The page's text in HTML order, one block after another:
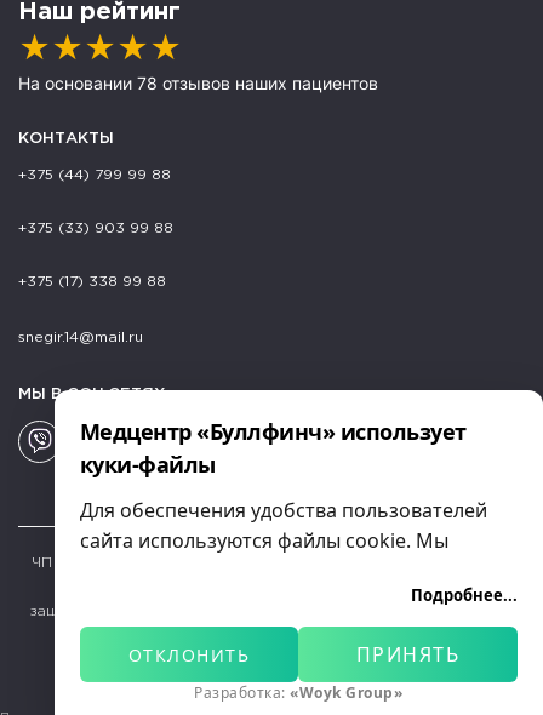
Наш рейтинг
★★★★★
На основании 78 отзывов наших пациентов
КОНТАКТЫ
+375 (44) 799 99 88
+375 (33) 903 99 88
+375 (17) 338 99 88
snegir.14@mail.ru
МЫ В СОЦ.СЕТЯХ
ЧП "Дэйскомп" УНП 290609213 Лиц. Мин. Здрав. №02040/6901
выд. 29.06.2011. Медицинский центр Bullfinch. Все права
защищены. Использование материалов только с разрешения
Разработка и сопровождение сайта - «Woyk Group»
Медцентр «Буллфинч» использует
куки-файлы
Для обеспечения удобства пользователей
сайта используются файлы cookie. Мы
и предоставления персонализированного
контента.
Вы можете принять все файлы cookie,
отклонить необязательные или
Подробнее...
ПРИНЯТЬ
ОТКЛОНИТЬ
Разработка:«Woyk Group»